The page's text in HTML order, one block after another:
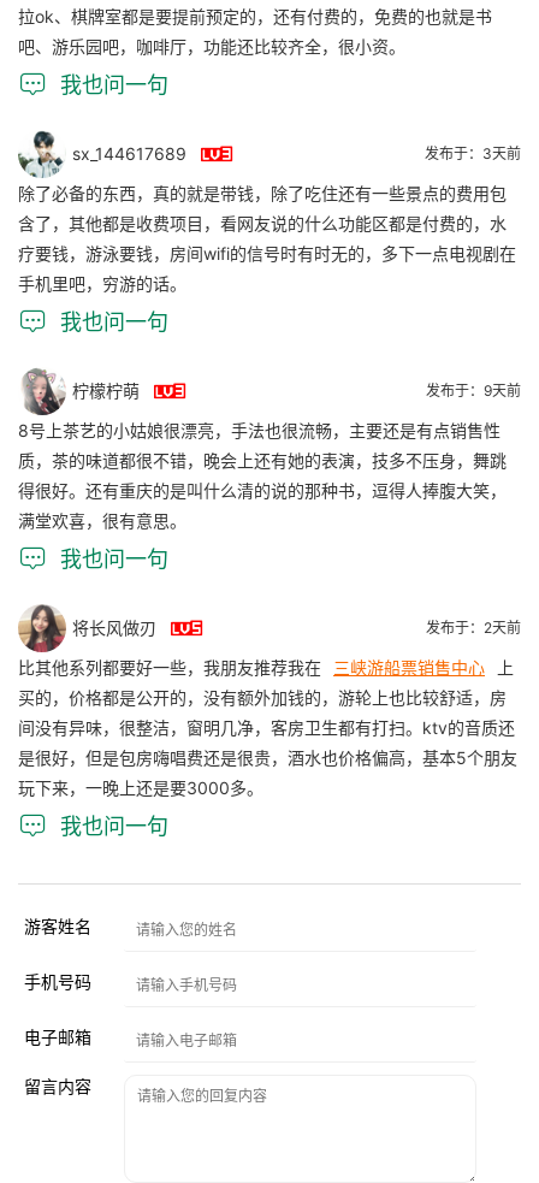
拉ok、棋牌室都是要提前预定的，还有付费的，免费的也就是书
吧、游乐园吧，咖啡厅，功能还比较齐全，很小资。
 我也问一句
sx_144617689  发布于：3天前
除了必备的东西，真的就是带钱，除了吃住还有一些景点的费用包
含了，其他都是收费项目，看网友说的什么功能区都是付费的，水
疗要钱，游泳要钱，房间wifi的信号时有时无的，多下一点电视剧在
手机里吧，穷游的话。
 我也问一句
柠檬柠萌  发布于：9天前
8号上茶艺的小姑娘很漂亮，手法也很流畅，主要还是有点销售性
质，茶的味道都很不错，晚会上还有她的表演，技多不压身，舞跳
得很好。还有重庆的是叫什么清的说的那种书，逗得人捧腹大笑，
满堂欢喜，很有意思。
 我也问一句
将长风做刃  发布于：2天前
比其他系列都要好一些，我朋友推荐我在 三峡游船票销售中心
上
买的，价格都是公开的，没有额外加钱的，游轮上也比较舒适，房
间没有异味，很整洁，窗明几净，客房卫生都有打扫。ktv的音质还
是很好，但是包房嗨唱费还是很贵，酒水也价格偏高，基本5个朋友
玩下来，一晚上还是要3000多。
 我也问一句
游客姓名
手机号码
电子邮箱
留言内容